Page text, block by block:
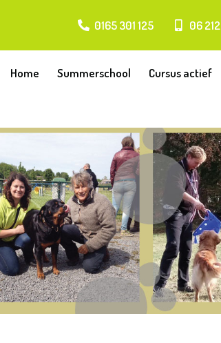
0165 301 125 06
Home Summerschool Cursus actief